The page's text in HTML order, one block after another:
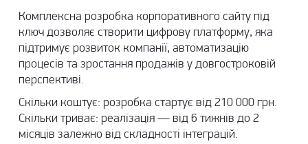
Комплексна розробка корпоративного сайту під
ключ дозволяє створити цифрову платформу, яка
підтримує розвиток компанії, автоматизацію
процесів та зростання продажів у довгостроковій
перспективі.
Скільки коштує: розробка стартує від 210 000 грн.
Скільки триває: реалізація — від 6 тижнів до 2
місяців залежно від складності інтеграцій.